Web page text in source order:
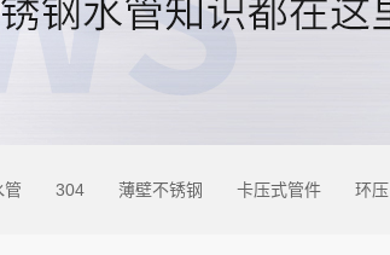
管 304 薄壁不锈钢 卡压式管件 环压